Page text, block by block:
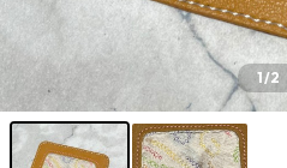
1/2